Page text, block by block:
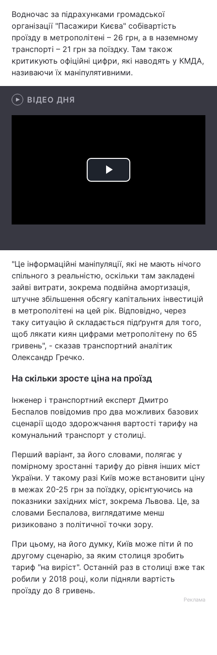
Цікавинки Погода
Екологія
Лонгріди
Інтерв'ю
Тема оформлення
Водночас за підрахунками громадської
організації "Пасажири Києва" собівартість
проїзду в метрополітені – 26 грн, а в наземному
транспорті – 21 грн за поїздку. Там також
критикують офіційні цифри, які наводять у КМДА,
називаючи їх маніпулятивними.
ВІДЕО ДНЯ
Play
"Це інформаційні маніпуляції, які не мають нічого
спільного з реальністю, оскільки там закладені
зайві витрати, зокрема подвійна амортизація,
штучне збільшення обсягу капітальних інвестицій
в метрополітені на цей рік. Відповідно, через
таку ситуацію й складається підґрунтя для того,
щоб лякати киян цифрами метрополітену по 65
гривень", - сказав транспортний аналітик
Олександр Гречко.
На скільки зросте ціна на проїзд
Інженер і транспортний експерт Дмитро
Беспалов повідомив про два можливих базових
сценарії щодо здорожчання вартості тарифу на
комунальний транспорт у столиці.
Перший варіант, за його словами, полягає у
помірному зростанні тарифу до рівня інших міст
України. У такому разі Київ може встановити ціну
в межах 20-25 грн за поїздку, орієнтуючись на
показники західних міст, зокрема Львова. Це, за
словами Беспалова, виглядатиме менш
ризиковано з політичної точки зору.
При цьому, на його думку, Київ може піти й по
другому сценарію, за яким столиця зробить
тариф "на виріст". Останній раз в столиці вже так
робили у 2018 році, коли підняли вартість
проїзду до 8 гривень.
Реклама